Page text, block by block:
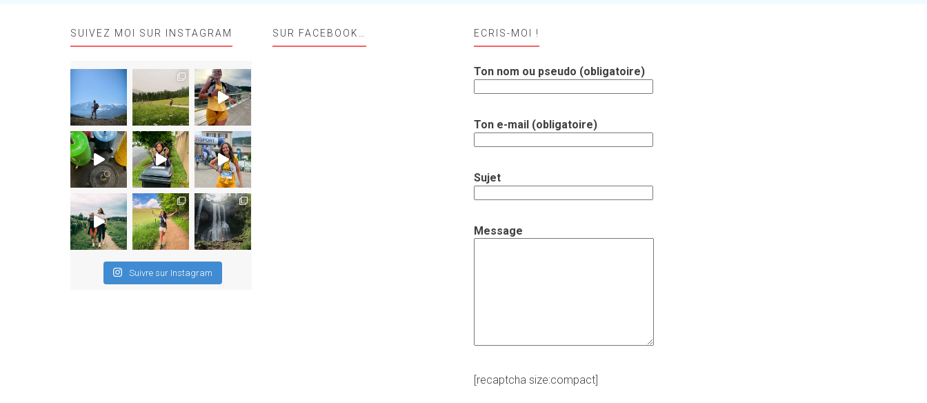
SUIVEZ MOI SUR INSTAGRAM
Suivre sur Instagram
SUR FACEBOOK… ECRIS-MOI !
Ton nom ou pseudo (obligatoire)
Ton e-mail (obligatoire)
Sujet
Message
[recaptcha size:compact]